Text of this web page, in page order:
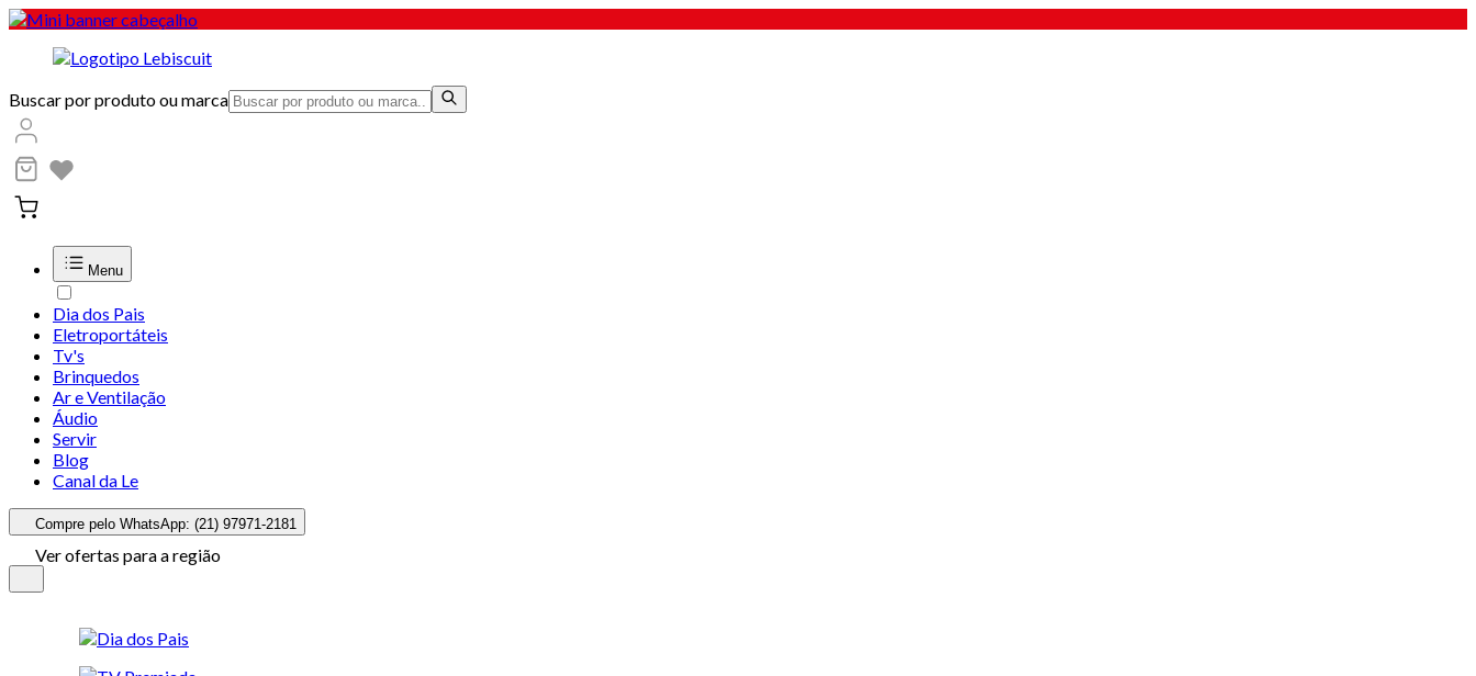
Buscar por produto ou marca
Menu
Dia dos Pais
Eletroportáteis
Tv's
Brinquedos
Ar e Ventilação
Áudio
Servir
Blog
Canal da Le
Compre pelo WhatsApp: (21) 97971-2181
Ver ofertas para a região